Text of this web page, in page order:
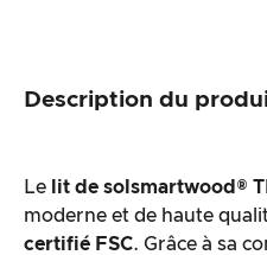
Description du
Le lit de sol smartwood®
moderne et de haute
certifié FSC. Grâce à sa